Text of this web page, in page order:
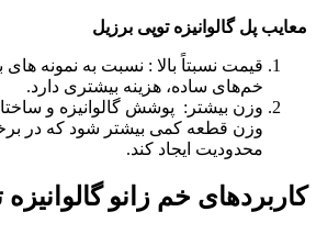
معایب پل گالوانیزه توپی برزیل
قیمت نسبتاً بالا : نسبت به نمونه ‌های
خم‌های ساده، هزینه بیشتری دارد.
وزن بیشتر: پوشش گالوانیزه و
وزن قطعه کمی بیشتر شود که در
محدودیت ایجاد کند.
کاربردهای خم زانو